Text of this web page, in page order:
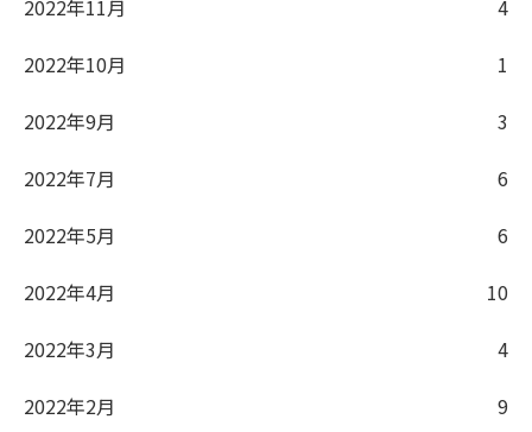
2022年11月
4
2022年10月
1
2022年9月
3
2022年7月
6
2022年5月
6
2022年4月
10
2022年3月
4
2022年2月
9